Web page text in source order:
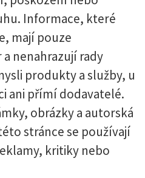
Informace, které
mají pouze
nenahrazují rady
produkty a služby, u
ani přímí dodavatelé.
obrázky a autorská
stránce se používají
kritiky nebo